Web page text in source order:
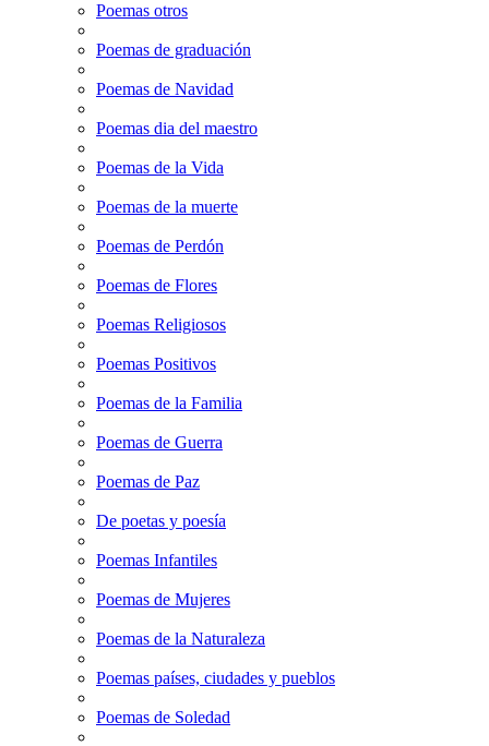
Poemas otros
Poemas de graduación
Poemas de Navidad
Poemas dia del maestro
Poemas de la Vida
Poemas de la muerte
Poemas de Perdón
Poemas de Flores
Poemas Religiosos
Poemas Positivos
Poemas de la Familia
Poemas de Guerra
Poemas de Paz
De poetas y poesía
Poemas Infantiles
Poemas de Mujeres
Poemas de la Naturaleza
Poemas países, ciudades y pueblos
Poemas de Soledad